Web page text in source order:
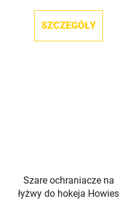
na
SZCZEGÓŁY
Szare ochraniacze na
łyżwy do hokeja Howies